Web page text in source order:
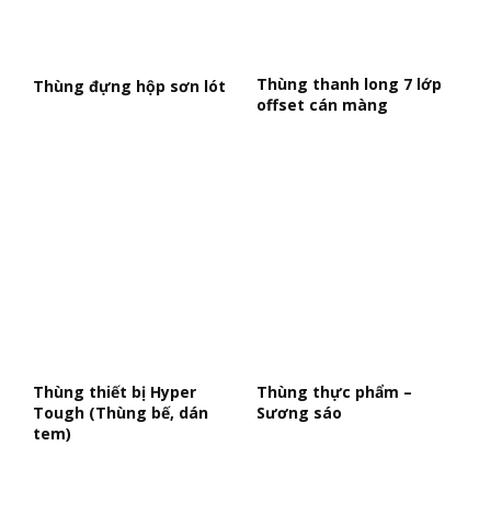
Thùng đựng hộp sơn lót
Thùng thanh long 7 lớp
offset cán màng
Thùng thiết bị Hyper
Tough (Thùng bế, dán
tem)
Thùng thực phẩm –
Sương sáo